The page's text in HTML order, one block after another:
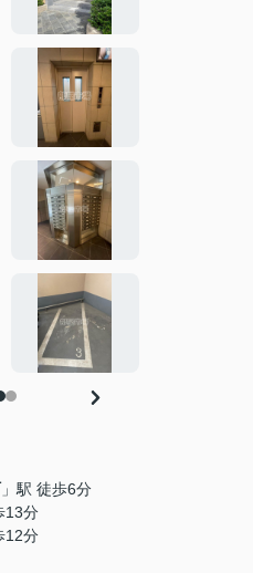
」駅 徒歩6分
13分
12分